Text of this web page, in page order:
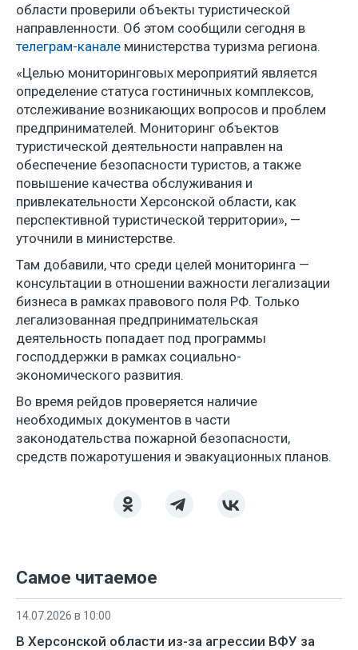
области проверили объекты туристической
направленности. Об этом сообщили сегодня в
телеграм-канале министерства туризма региона.
«Целью мониторинговых мероприятий является
определение статуса гостиничных комплексов,
отслеживание возникающих вопросов и проблем
предпринимателей. Мониторинг объектов
туристической деятельности направлен на
обеспечение безопасности туристов, а также
повышение качества обслуживания и
привлекательности Херсонской области, как
перспективной туристической территории», —
уточнили в министерстве.
Там добавили, что среди целей мониторинга —
консультации в отношении важности легализации
бизнеса в рамках правового поля РФ. Только
легализованная предпринимательская
деятельность попадает под программы
господдержки в рамках социально-
экономического развития.
Во время рейдов проверяется наличие
необходимых документов в части
законодательства пожарной безопасности,
средств пожаротушения и эвакуационных планов.
Самое читаемое
14.07.2026 в 10:00
В Херсонской области из-за агрессии ВФУ за